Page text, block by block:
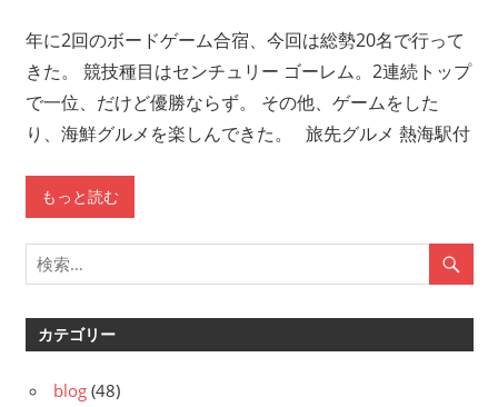
年に2回のボードゲーム合宿、今回は総勢20名で行って
きた。 競技種目はセンチュリー ゴーレム。2連続トップ
で一位、だけど優勝ならず。 その他、ゲームをした
り、海鮮グルメを楽しんできた。 旅先グルメ 熱海駅付
もっと読む
カテゴリー
blog (48)